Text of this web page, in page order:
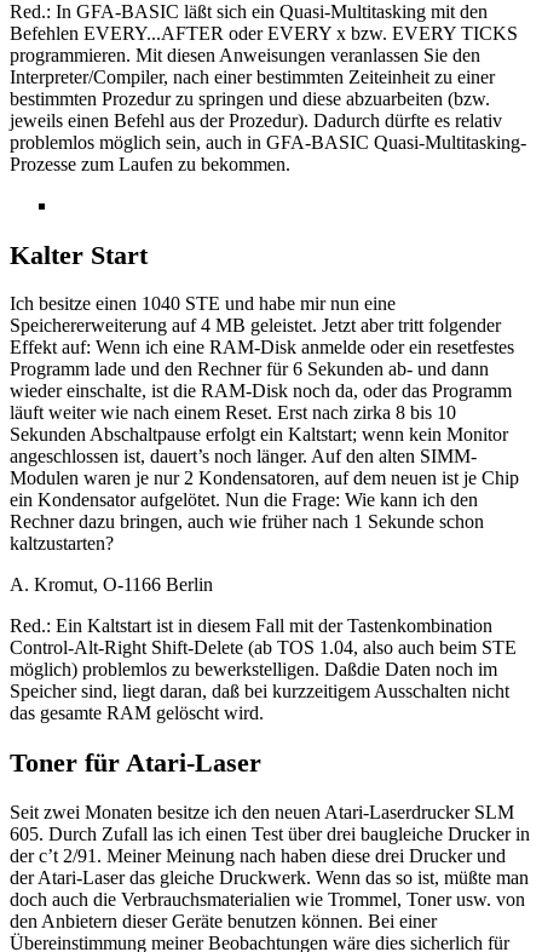
Red.: In GFA-BASIC läßt sich ein Quasi-Multitasking mit den
Befehlen EVERY...AFTER oder EVERY x bzw. EVERY TICKS
programmieren. Mit diesen Anweisungen veranlassen Sie den
Interpreter/Compiler, nach einer bestimmten Zeiteinheit zu einer
bestimmten Prozedur zu springen und diese abzuarbeiten (bzw.
jeweils einen Befehl aus der Prozedur). Dadurch dürfte es relativ
problemlos möglich sein, auch in GFA-BASIC Quasi-Multitasking-
Prozesse zum Laufen zu bekommen.
Kalter Start
Ich besitze einen 1040 STE und habe mir nun eine
Speichererweiterung auf 4 MB geleistet. Jetzt aber tritt folgender
Effekt auf: Wenn ich eine RAM-Disk anmelde oder ein resetfestes
Programm lade und den Rechner für 6 Sekunden ab- und dann
wieder einschalte, ist die RAM-Disk noch da, oder das Programm
läuft weiter wie nach einem Reset. Erst nach zirka 8 bis 10
Sekunden Abschaltpause erfolgt ein Kaltstart; wenn kein Monitor
angeschlossen ist, dauert’s noch länger. Auf den alten SIMM-
Modulen waren je nur 2 Kondensatoren, auf dem neuen ist je Chip
ein Kondensator aufgelötet. Nun die Frage: Wie kann ich den
Rechner dazu bringen, auch wie früher nach 1 Sekunde schon
kaltzustarten?
A. Kromut, O-1166 Berlin
Red.: Ein Kaltstart ist in diesem Fall mit der Tastenkombination
Control-Alt-Right Shift-Delete (ab TOS 1.04, also auch beim STE
möglich) problemlos zu bewerkstelligen. Daßdie Daten noch im
Speicher sind, liegt daran, daß bei kurzzeitigem Ausschalten nicht
das gesamte RAM gelöscht wird.
Toner für Atari-Laser
Seit zwei Monaten besitze ich den neuen Atari-Laserdrucker SLM
605. Durch Zufall las ich einen Test über drei baugleiche Drucker in
der c’t 2/91. Meiner Meinung nach haben diese drei Drucker und
der Atari-Laser das gleiche Druckwerk. Wenn das so ist, müßte man
doch auch die Verbrauchsmaterialien wie Trommel, Toner usw. von
den Anbietern dieser Geräte benutzen können. Bei einer
Übereinstimmung meiner Beobachtungen wäre dies sicherlich für